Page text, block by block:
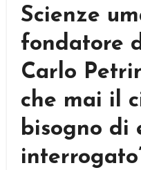
Scienze
fondatore
Carlo
che mai il
bisogno di